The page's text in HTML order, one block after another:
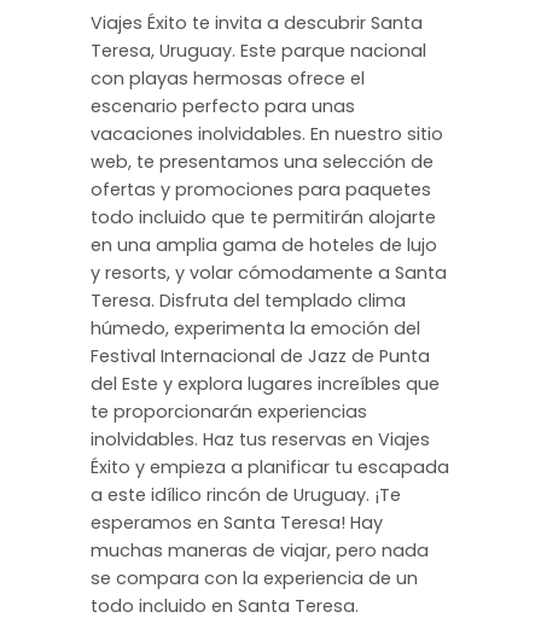
Viajes Éxito te invita a descubrir Santa
Teresa, Uruguay. Este parque nacional
con playas hermosas ofrece el
escenario perfecto para unas
vacaciones inolvidables. En nuestro sitio
web, te presentamos una selección de
ofertas y promociones para paquetes
todo incluido que te permitirán alojarte
en una amplia gama de hoteles de lujo
y resorts, y volar cómodamente a Santa
Teresa. Disfruta del templado clima
húmedo, experimenta la emoción del
Festival Internacional de Jazz de Punta
del Este y explora lugares increíbles que
te proporcionarán experiencias
inolvidables. Haz tus reservas en Viajes
Éxito y empieza a planificar tu escapada
a este idílico rincón de Uruguay. ¡Te
esperamos en Santa Teresa! Hay
muchas maneras de viajar, pero nada
se compara con la experiencia de un
todo incluido en Santa Teresa.